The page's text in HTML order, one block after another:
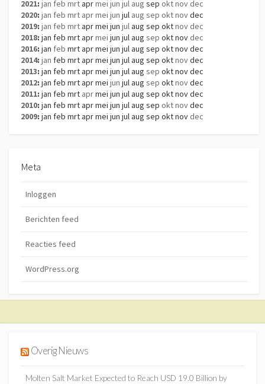
2021: jan feb mrtaprmei jun jul aug sep oktnov dec
2020: jan feb mrt aprmei jun jul aug sep oktnovdec
2019: jan feb mrtaprmei jun jul aug sep oktnov dec
2018: jan feb mrtaprmei jun jul aug sep oktnov dec
2016: jan feb mrtaprmei jun jul aug sep oktnovdec
2014: jan feb mrtaprmei jun jul aug sep oktnovdec
2013: jan feb mrtaprmei jun jul aug sep oktnovdec
2012: jan feb mrtaprmei jun jul aug sep oktnovdec
2011: jan feb mrt aprmei jun jul aug sep oktnovdec
2010: jan feb mrtaprmei jun jul aug sep oktnovdec
2009: jan feb mrtaprmei jun jul aug sep oktnov dec
Meta
Inloggen
Berichten feed
Reacties feed
WordPress.org
Overig Nieuws
Molten Salt Market Expected to Reach USD 19.0 Billion by